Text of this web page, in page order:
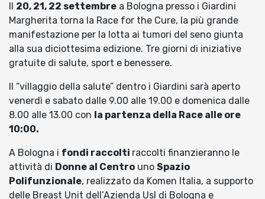
20, 21, 22 settembre a Bologna presso i Giardini
Margherita torna la Race for the Cure, la più grande
manifestazione per la lotta ai tumori del seno giunta
alla sua diciottesima edizione. Tre giorni di iniziative
gratuite di salute, sport e benessere.
Il “villaggio della salute” dentro i Giardini sarà aperto
venerdì e sabato dalle 9.00 alle 19.00 e domenica dalle
8.00 alle 13.00 con la partenza della Race alle ore
10:00.
A Bologna i fondi raccolti raccolti finanzieranno le
attività di Donne al Centro uno Spazio
Polifunzionale, realizzato da Komen Italia, a supporto
delle Breast Unit dell’Azienda Usl di Bologna e